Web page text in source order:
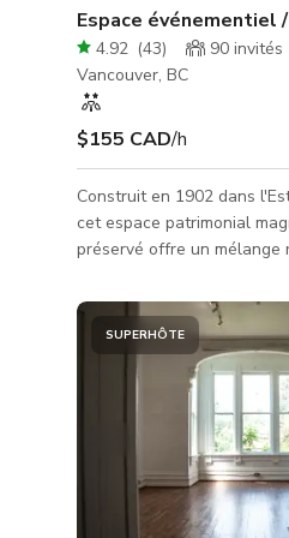
Espace événementiel
4.92 (43) 90 invités
Vancouver, BC
$155 CAD/h
Construit en 1902 dans
cet espace patrimonial
préservé offre un mélange
Autrefois une maison de
cheminots et un magasin
pendant plus de 60 ans
du métal sur mesure, le
transformé avec soin en
vibrant et polyvalent tout
tout son charme d'origine. L'espace principal
pour événements présente
SUPERHÔTE